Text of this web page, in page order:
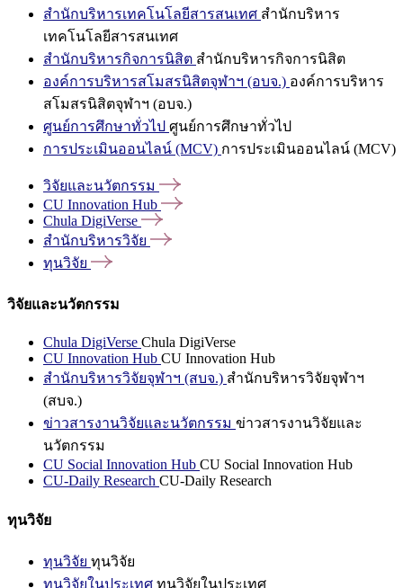
สำนักบริหารเทคโนโลยีสารสนเทศ สำนักบริหาร
เทคโนโลยีสารสนเทศ
สำนักบริหารกิจการนิสิต สำนักบริหารกิจการนิสิต
องค์การบริหารสโมสรนิสิตจุฬาฯ (อบจ.) องค์การบริหาร
สโมสรนิสิตจุฬาฯ (อบจ.)
ศูนย์การศึกษาทั่วไป ศูนย์การศึกษาทั่วไป
การประเมินออนไลน์ (MCV) การประเมินออนไลน์ (MCV)
วิจัยและนวัตกรรม
CU Innovation Hub
Chula DigiVerse
สำนักบริหารวิจัย
ทุนวิจัย
วิจัยและนวัตกรรม
Chula DigiVerse Chula DigiVerse
CU Innovation Hub CU Innovation Hub
สำนักบริหารวิจัยจุฬาฯ (สบจ.) สำนักบริหารวิจัยจุฬาฯ
(สบจ.)
ข่าวสารงานวิจัยและนวัตกรรม ข่าวสารงานวิจัยและ
นวัตกรรม
CU Social Innovation Hub CU Social Innovation Hub
CU-Daily Research CU-Daily Research
ทุนวิจัย
ทุนวิจัย ทุนวิจัย
ทุนวิจัยในประเทศ ทุนวิจัยในประเทศ